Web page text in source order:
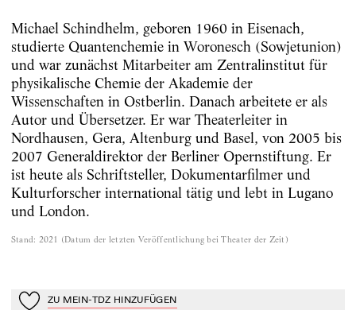
Michael Schindhelm, geboren 1960 in Eisenach,
studierte Quantenchemie in Woronesch (Sowjetunion)
und war zunächst Mitarbeiter am Zentralinstitut für
physikalische Chemie der Akademie der
Wissenschaften in Ostberlin. Danach arbeitete er als
Autor und Übersetzer. Er war Theaterleiter in
Nordhausen, Gera, Altenburg und Basel, von 2005 bis
2007 Generaldirektor der Berliner Opernstiftung. Er
ist heute als Schriftsteller, Dokumentarfilmer und
Kulturforscher international tätig und lebt in Lugano
und London.
Stand: 2021 ( Datum der letzten Veröffentlichung bei Theater der Zeit )
Zu Mein-TdZ hinzufügen
ZU MEIN-TDZ HINZUFÜGEN